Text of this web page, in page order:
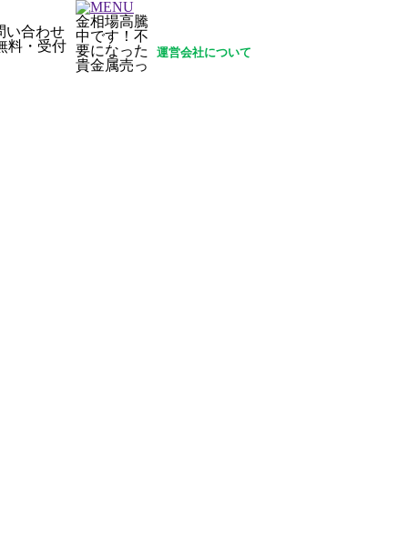
運営会社について
金相場高騰
中です！不
要になった
貴金属売っ